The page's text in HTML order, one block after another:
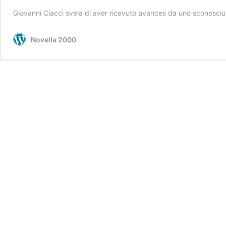
Giovanni Ciacci svela di aver ricevuto avances da uno
Novella 2000